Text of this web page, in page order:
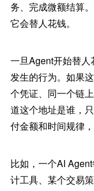
务、完成微额结算
它会替人花钱。
一旦Agent开始替
发生的行为。如果
个凭证、同一个链
道这个地址是谁，
付金额和时间规律
比如，一个AI
计工具、某个交易